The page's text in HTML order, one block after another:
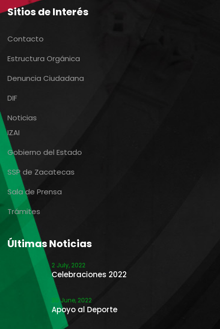
Sitios de Interés
Contacto
Estructura Orgánica
Denuncia Ciudadana
DIF
Noticias
IZAI
Gobierno del Estado
SSP de Zacatecas
Sala de Prensa
Trámites
Últimas Noticias
2 July, 2022
Celebraciones 2022
30 June, 2022
Apoyo al Deporte